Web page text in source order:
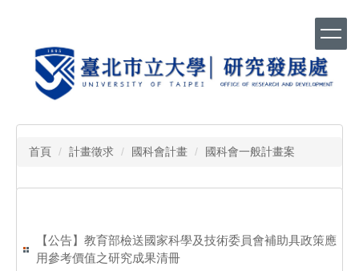
首頁 計畫徵求 國科會計畫 國科會一般計畫案
【公告】教育部檢送國家科學及技術委員會補助具政策應
用參考價值之研究成果清冊